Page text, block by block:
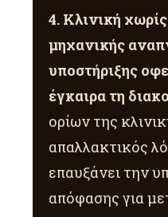
4. Κλινική
μηχανικής
υποστήριξης
έγκαιρα τη
ορίων της
απαλλακτικός
επαυξάνει την
απόφασης για